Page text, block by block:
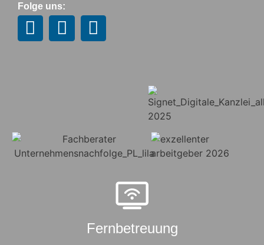
Folge uns:
Fernbetreuung